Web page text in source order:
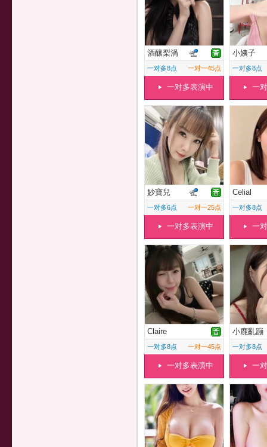
酒釀梨渦
一对多8点 一对一45点
一对多表演中
小姨子
一对多8点
一
妙寶兒
一对多6点 一对一25点
一对多表演中
Celial
一对多8点
一
Claire
一对多8点 一对一45点
一对多表演中
小鹿亂蹦
一对多8点
一